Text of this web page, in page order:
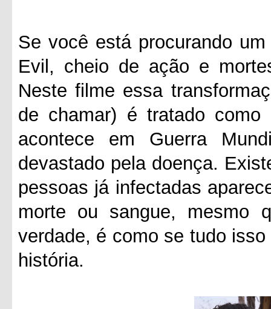
Se você está procurando
Evil, cheio de ação e
Neste filme essa
de chamar) é tratado como
acontece em Guerra
devastado pela doença.
pessoas já infectadas
morte ou sangue, mesmo
verdade, é como se tudo
história.